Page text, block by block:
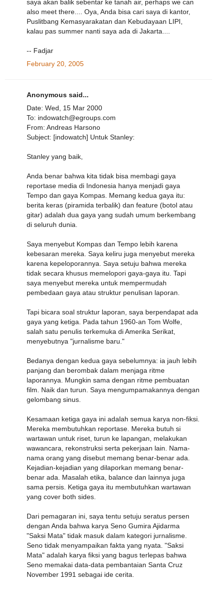
saya akan balik sebentar ke tanah air, perhaps we can
also meet there.... Oya, Anda bisa cari saya di kantor,
Puslitbang Kemasyarakatan dan Kebudayaan LIPI,
kalau pas summer nanti saya ada di Jakarta....
-- Fadjar
February 20, 2005
Anonymous said...
Date: Wed, 15 Mar 2000
To: indowatch@egroups.com
From: Andreas Harsono
Subject: [indowatch] Untuk Stanley:
Stanley yang baik,
Anda benar bahwa kita tidak bisa membagi gaya
reportase media di Indonesia hanya menjadi gaya
Tempo dan gaya Kompas. Memang kedua gaya itu:
berita keras (piramida terbalik) dan feature (botol atau
gitar) adalah dua gaya yang sudah umum berkembang
di seluruh dunia.
Saya menyebut Kompas dan Tempo lebih karena
kebesaran mereka. Saya keliru juga menyebut mereka
karena kepeloporannya. Saya setuju bahwa mereka
tidak secara khusus memelopori gaya-gaya itu. Tapi
saya menyebut mereka untuk mempermudah
pembedaan gaya atau struktur penulisan laporan.
Tapi bicara soal struktur laporan, saya berpendapat ada
gaya yang ketiga. Pada tahun 1960-an Tom Wolfe,
salah satu penulis terkemuka di Amerika Serikat,
menyebutnya "jurnalisme baru."
Bedanya dengan kedua gaya sebelumnya: ia jauh lebih
panjang dan berombak dalam menjaga ritme
laporannya. Mungkin sama dengan ritme pembuatan
film. Naik dan turun. Saya mengumpamakannya dengan
gelombang sinus.
Kesamaan ketiga gaya ini adalah semua karya non-fiksi.
Mereka membutuhkan reportase. Mereka butuh si
wartawan untuk riset, turun ke lapangan, melakukan
wawancara, rekonstruksi serta pekerjaan lain. Nama-
nama orang yang disebut memang benar-benar ada.
Kejadian-kejadian yang dilaporkan memang benar-
benar ada. Masalah etika, balance dan lainnya juga
sama persis. Ketiga gaya itu membutuhkan wartawan
yang cover both sides.
Dari pemagaran ini, saya tentu setuju seratus persen
dengan Anda bahwa karya Seno Gumira Ajidarma
"Saksi Mata" tidak masuk dalam kategori jurnalisme.
Seno tidak menyampaikan fakta yang nyata. "Saksi
Mata" adalah karya fiksi yang bagus terlepas bahwa
Seno memakai data-data pembantaian Santa Cruz
November 1991 sebagai ide cerita.